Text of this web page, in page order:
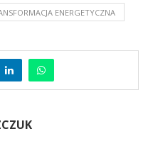
ENERGETYCZNA